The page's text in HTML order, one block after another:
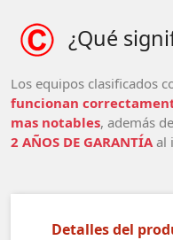
¿Qué
Los equipos clasificados
funcionan
mas notables, además
2 AÑOS DE GARANTÍA al
Detalles del